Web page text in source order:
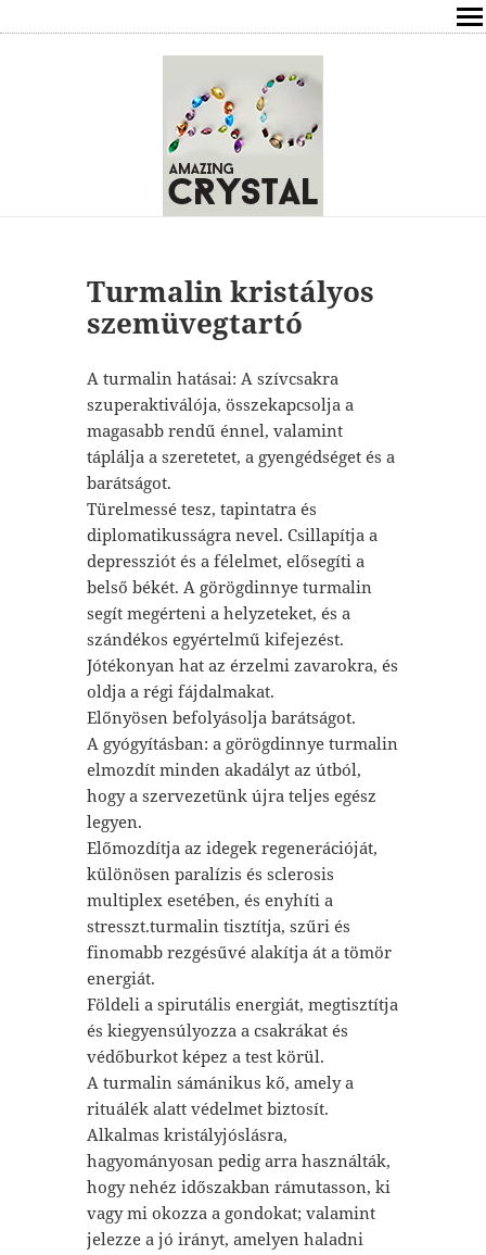
ÍRÁSOK
ÁSVÁNYOK HATÁSAI
ELÉRHETŐSÉG
ONLINE GYÓGYÍTÁS,TANÁCSADÁS
FREE
VÁSÁRLÁS / KOSÁR
Turmalin kristályos
szemüvegtartó
A turmalin hatásai: A szívcsakra
szuperaktiválója, összekapcsolja a
magasabb rendű énnel, valamint
táplálja a szeretetet, a gyengédséget és a
barátságot.
Türelmessé tesz, tapintatra és
diplomatikusságra nevel. Csillapítja a
depressziót és a félelmet, elősegíti a
belső békét. A görögdinnye turmalin
segít megérteni a helyzeteket, és a
szándékos egyértelmű kifejezést.
Jótékonyan hat az érzelmi zavarokra, és
oldja a régi fájdalmakat.
Előnyösen befolyásolja barátságot.
A gyógyításban: a görögdinnye turmalin
elmozdít minden akadályt az útból,
hogy a szervezetünk újra teljes egész
legyen.
Előmozdítja az idegek regenerációját,
különösen paralízis és sclerosis
multiplex esetében, és enyhíti a
stresszt.turmalin tisztítja, szűri és
finomabb rezgésűvé alakítja át a tömör
energiát.
Földeli a spirutális energiát, megtisztítja
és kiegyensúlyozza a csakrákat és
védőburkot képez a test körül.
A turmalin sámánikus kő, amely a
rituálék alatt védelmet biztosít.
Alkalmas kristályjóslásra,
hagyományosan pedig arra használták,
hogy nehéz időszakban rámutasson, ki
vagy mi okozza a gondokat; valamint
jelezze a jó irányt, amelyen haladni